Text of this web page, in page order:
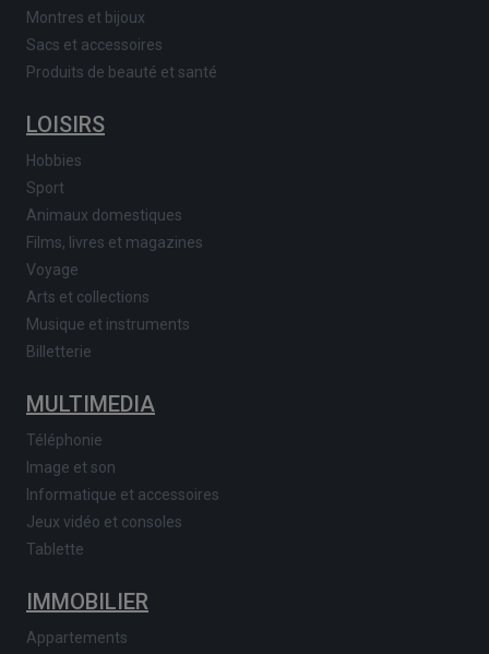
Montres et bijoux
Sacs et accessoires
Produits de beauté et santé
LOISIRS
Hobbies
Sport
Animaux domestiques
Films, livres et magazines
Voyage
Arts et collections
Musique et instruments
Billetterie
MULTIMEDIA
Téléphonie
Image et son
Informatique et accessoires
Jeux vidéo et consoles
Tablette
IMMOBILIER
Appartements